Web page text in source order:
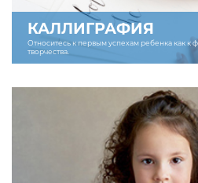
КАЛЛИГРАФИЯ
Относитесь к первым успехам ребенка как к
творчества.